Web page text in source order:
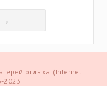
→
отдыха. (Internet
2023